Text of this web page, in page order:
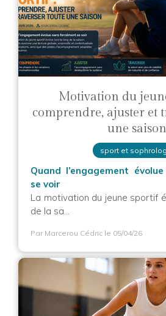
Motivation du
comprendre, ajuster et
une saison
sport et
Quand l’engagement
se voir
La motivation du jeune sportif
de la sa...
Par Marcerou Cédric le 05/04/26